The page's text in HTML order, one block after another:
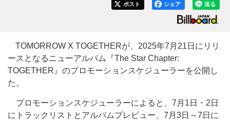
送る
シェア
ポスト
TOMORROW X TOGETHERが、2025年7月21日にリリ
ースとなるニューアルバム『The Star Chapter:
TOGETHER』のプロモーションスケジューラーを公開し
た。
プロモーションスケジューラーによると、7月1日・2日
にトラックリストとアルバムプレビュー、7月3日～7日に